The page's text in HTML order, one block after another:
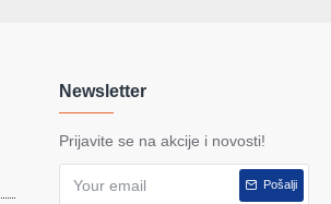
Newsletter
Prijavite se na akcije i novosti!
Pošalji